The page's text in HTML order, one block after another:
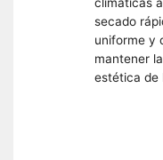
secado
uniforme y
mantener
estética de